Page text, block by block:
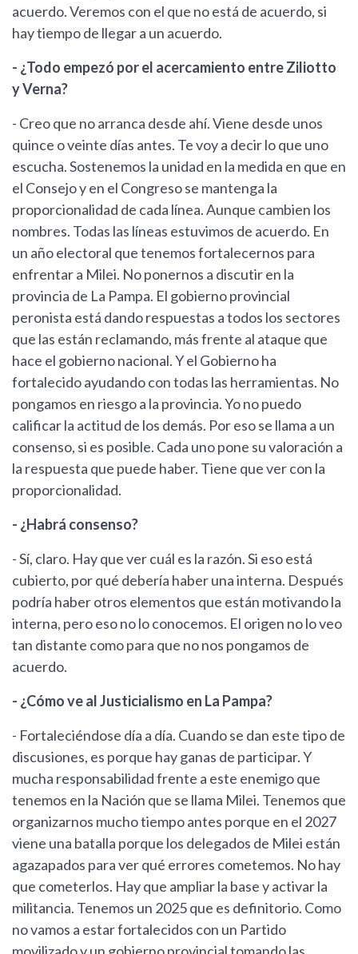
acuerdo. Veremos con el que no está de acuerdo, si
hay tiempo de llegar a un acuerdo.
- ¿Todo empezó por el acercamiento entre Ziliotto
y Verna?
- Creo que no arranca desde ahí. Viene desde unos
quince o veinte días antes. Te voy a decir lo que uno
escucha. Sostenemos la unidad en la medida en que en
el Consejo y en el Congreso se mantenga la
proporcionalidad de cada línea. Aunque cambien los
nombres. Todas las líneas estuvimos de acuerdo. En
un año electoral que tenemos fortalecernos para
enfrentar a Milei. No ponernos a discutir en la
provincia de La Pampa. El gobierno provincial
peronista está dando respuestas a todos los sectores
que las están reclamando, más frente al ataque que
hace el gobierno nacional. Y el Gobierno ha
fortalecido ayudando con todas las herramientas. No
pongamos en riesgo a la provincia. Yo no puedo
calificar la actitud de los demás. Por eso se llama a un
consenso, si es posible. Cada uno pone su valoración a
la respuesta que puede haber. Tiene que ver con la
proporcionalidad.
- ¿Habrá consenso?
- Sí, claro. Hay que ver cuál es la razón. Si eso está
cubierto, por qué debería haber una interna. Después
podría haber otros elementos que están motivando la
interna, pero eso no lo conocemos. El origen no lo veo
tan distante como para que no nos pongamos de
acuerdo.
- ¿Cómo ve al Justicialismo en La Pampa?
- Fortaleciéndose día a día. Cuando se dan este tipo de
discusiones, es porque hay ganas de participar. Y
mucha responsabilidad frente a este enemigo que
tenemos en la Nación que se llama Milei. Tenemos que
organizarnos mucho tiempo antes porque en el 2027
viene una batalla porque los delegados de Milei están
agazapados para ver qué errores cometemos. No hay
que cometerlos. Hay que ampliar la base y activar la
militancia. Tenemos un 2025 que es definitorio. Como
no vamos a estar fortalecidos con un Partido